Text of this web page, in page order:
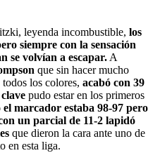
leyenda incombustible, los
siempre con la sensación
se volvían a escapar. A
que sin hacer mucho
todos los colores, acabó con 39
pudo estar en los primeros
el marcador estaba 98-97 pero
un parcial de 11-2 lapidó
que dieron la cara ante uno de
en esta liga.